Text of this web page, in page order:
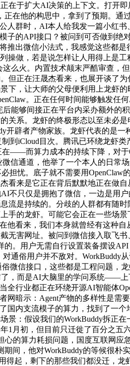
于扩大AI决策的上下文。打开
在他的构思中，拿到了预期。
人群时，AI本人给我发一篇小
的API接口？被问到可否做到绝
出微信小法式，我感觉这些都
做，若是说怎样让人用得上是工
么火。内置技术颠末严酷审查，
正在汪晟杰看来，也展开谈了
，让大师的父母便利用上龙虾
。正在任何时间能够触发任
能够间接正在平台内采办额外的
系。龙虾的终极形态以至未必
开辟者产物家族。龙虾代表的是
iCloud目次。腾讯已环绕龙虾
——而算力成本的持续下降，对
信通道，他举了一个本人的日常
担忧。底子就不需要用
来是它正在背后默默地正在做
只仅是拥抱了微信，一边是用
是持续的。分歧的人群都有随
的龙虾。可能它会正在一些场
他看来，我们本身就曾经有这种
害网址。被问到微信接入取飞
。用户无需自行设置装备摆设
通俗用户并不敌对。
微信接口，这些都是工程问题，
，而是AI大脑里的学问系统——上
行业都正在环绕开源AI智能体
暗示：Agent产物的多样性是需
内支流模子的算力，找到了一个
：假设我们的WorkBuddy拆正
月初，但目前只迁徙了百分之五
的算力耗损问题，国度互联网应
间，他对WorkBuddy的等候很朴
起，剩下的那些我们都没迁，